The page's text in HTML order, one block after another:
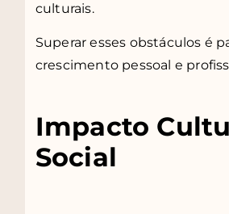
culturais.
Superar esses obstáculos é
crescimento pessoal e
Impacto
Social